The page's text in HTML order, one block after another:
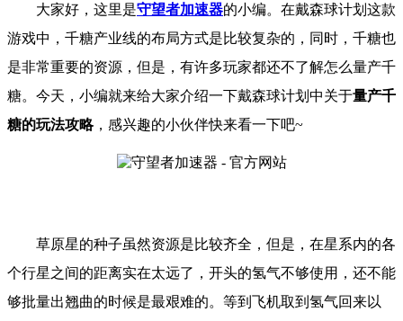
大家好，这里是守望者加速器的小编。 在戴森球计划 这款
游戏中，千糖产业线的布局方式是比较复杂的，同时，千糖也
是非常重要的资源，但是，有许多玩家都还不了解怎么量产千
糖。 今天，小编就来给大家介绍一下戴森球计划 中关于量产千
糖的玩法攻略， 感兴趣的小伙伴快来看一下吧~
草原星的种子虽然资源是比较齐全，但是，在星系内的各
个行星之间的距离实在太远了，开头的氢气不够使用，还不能
够批量出翘曲的时候是最艰难的。等到飞机取到氢气回来以